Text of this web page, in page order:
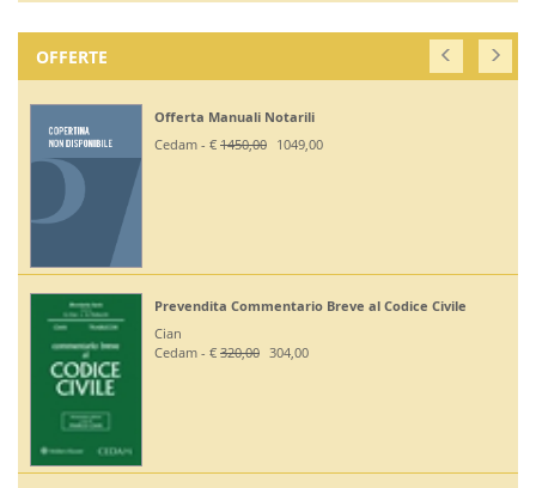
OFFERTE
Offerta Manuali Notarili
Cedam - € 1450,00 1049,00
Prevendita Commentario Breve al Codice Civile
Cian
Cedam - € 320,00 304,00